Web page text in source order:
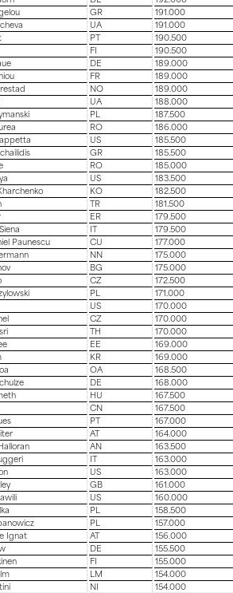
GR
191.000
UA
191.000
PT
190.500
FI
190.500
DE
189.000
FR
189.000
NO
189.000
UA
188.000
PL
187.500
RO
186.000
US
185.500
GR
185.500
RO
185.000
US
183.500
KO
182.500
TR
181.500
ER
179.500
179.500
Paunescu CU
177.000
NN
175.000
BG
175.000
CZ
172.500
PL
171.000
US
170.000
CZ
170.000
TH
170.000
EE
169.000
KR
169.000
OA
168.500
DE
168.000
HU
167.500
CN
167.500
PT
167.000
AT
164.000
AN
163.500
163.000
US
163.000
GB
161.000
US
160.000
PL
158.500
PL
157.000
Ignat AT
156.000
DE
155.500
FI
155.000
LM
154.000
NI
154.000